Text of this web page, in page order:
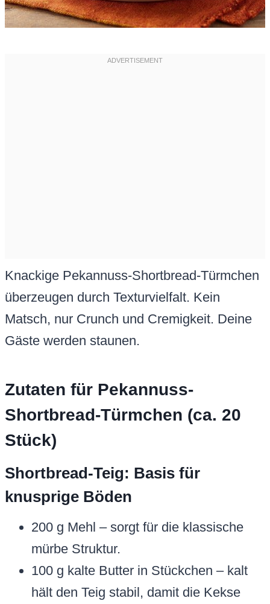
Knackige Pekannuss-Shortbread-Türmchen
überzeugen durch Texturvielfalt. Kein
Matsch, nur Crunch und Cremigkeit. Deine
Gäste werden staunen.
Zutaten für Pekannuss-
Shortbread-Türmchen (ca. 20
Stück)
Shortbread-Teig: Basis für
knusprige Böden
200 g Mehl – sorgt für die klassische
mürbe Struktur.
100 g kalte Butter in Stückchen – kalt
hält den Teig stabil, damit die Kekse